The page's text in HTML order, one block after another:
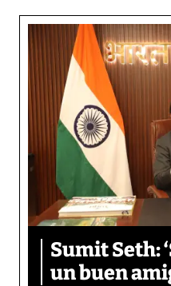
Sumit Seth:
un buen